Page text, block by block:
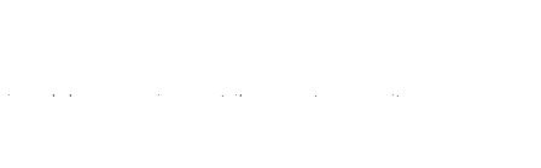
celebra-premios-en-tribeca-esto-permite-